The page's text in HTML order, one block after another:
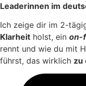
Leaderinnen im
Ich zeige dir im 2-
Klarheit holst, ein on-
rennt und wie du mit
führst, das wirklich zu